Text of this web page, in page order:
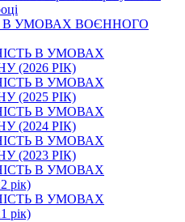
В УМОВАХ ВОЄННОГО
В УМОВАХ
(2026 РІК)
В УМОВАХ
(2025 РІК)
В УМОВАХ
(2024 РІК)
В УМОВАХ
(2023 РІК)
В УМОВАХ
рік)
В УМОВАХ
рік)